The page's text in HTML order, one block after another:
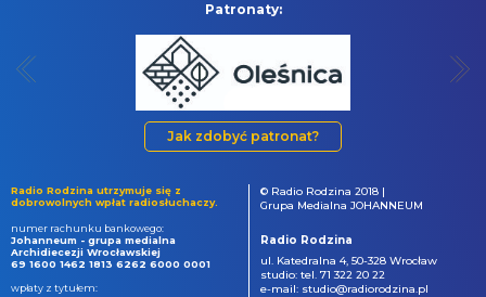
Patronaty:
Jak zdobyć patronat?
Radio Rodzina utrzymuje się z
dobrowolnych wpłat radiosłuchaczy.
numer rachunku bankowego:
Johanneum - grupa medialna
Archidiecezji Wrocławskiej
69 1600 1462 1813 6262 6000 0001
wpłaty z tytułem:
© Radio Rodzina 2018 |
Grupa Medialna JOHANNEUM
Radio Rodzina
ul. Katedralna 4, 50-328 Wrocław
studio: tel. 71 322 20 22
e-mail: studio@radiorodzina.pl